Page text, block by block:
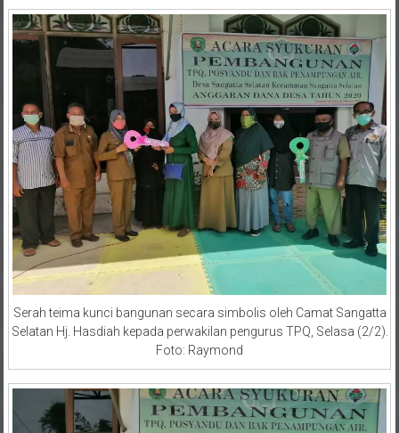
Serah teima kunci bangunan secara simbolis oleh Camat Sangatta
Selatan Hj. Hasdiah kepada perwakilan pengurus TPQ, Selasa (2/2).
Foto: Raymond